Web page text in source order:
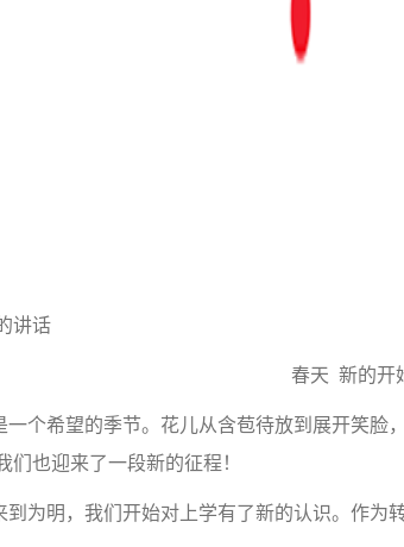
讲话
春天 新的开
个希望的季节。花儿从含苞待放到展开笑脸
们也迎来了一段新的征程！
为明，我们开始对上学有了新的认识。作为